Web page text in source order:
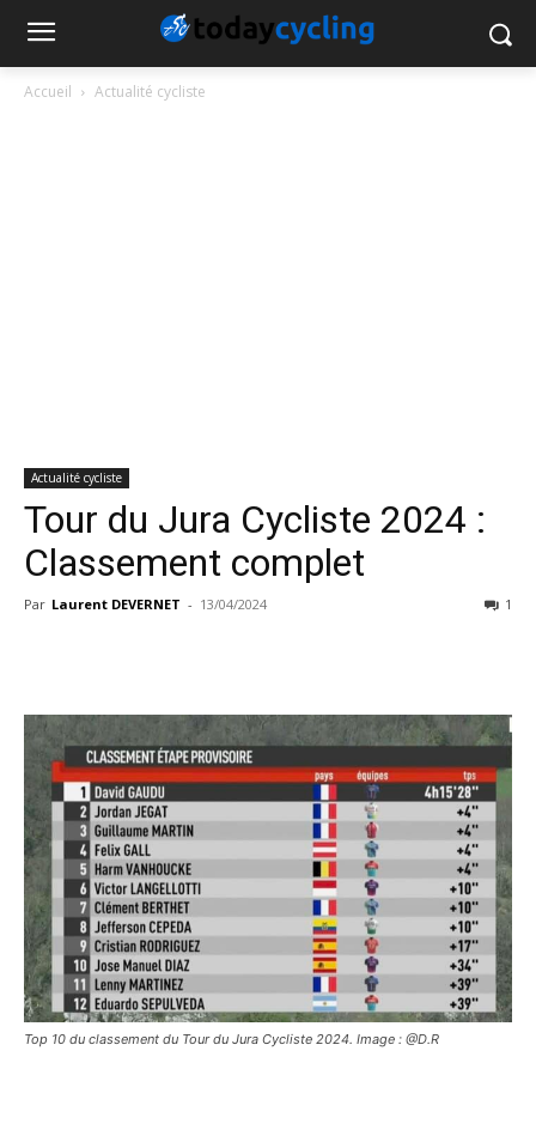
Accueil Actualité cycliste
Actualité cycliste
Tour du Jura Cycliste 2024 :
Classement complet
Par Laurent DEVERNET - 13/04/2024 1
Top 10 du classement du Tour du Jura Cycliste 2024. Image : @D.R